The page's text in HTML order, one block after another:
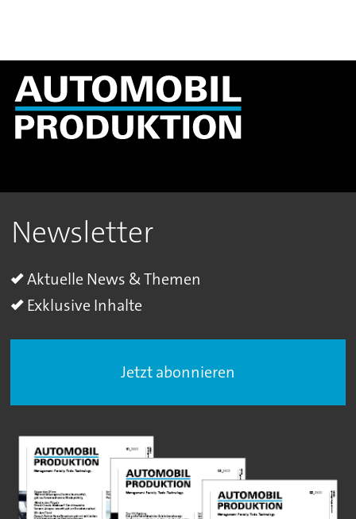
Newsletter
Aktuelle News & Themen
Exklusive Inhalte
Jetzt abonnieren